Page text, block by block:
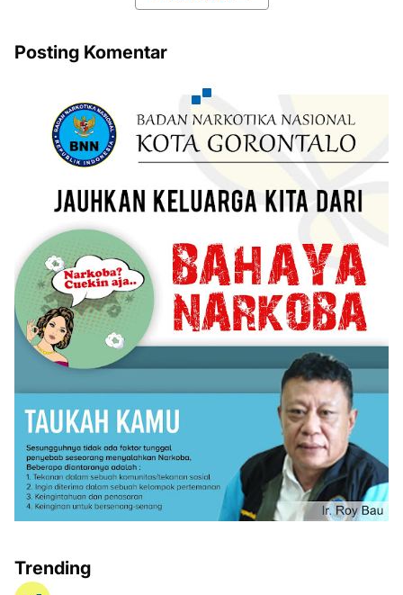
Posting Komentar
Trending